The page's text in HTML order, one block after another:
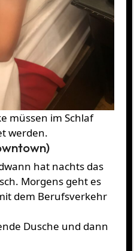
müssen im Schlaf
werden.
hat nachts das
Morgens geht es
dem Berufsverkehr
Dusche und dann